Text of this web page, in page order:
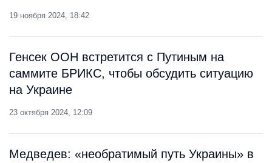
19 ноября 2024, 18:42
Генсек ООН встретится с Путиным на
саммите БРИКС, чтобы обсудить ситуацию
на Украине
23 октября 2024, 12:09
Медведев: «необратимый путь Украины» в